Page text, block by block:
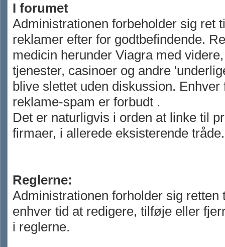
I forumet
Administrationen forbeholder sig ret
reklamer efter for godtbefindende.
medicin herunder Viagra med
tjenester, casinoer og andre
blive slettet uden diskussion. Enhver
reklame-spam er forbudt .
Det er naturligvis i orden at linke til
firmaer, i allerede eksisterende tråde.
Reglerne:
Administrationen forholder sig retten
enhver tid at redigere, tilføje eller
i reglerne.